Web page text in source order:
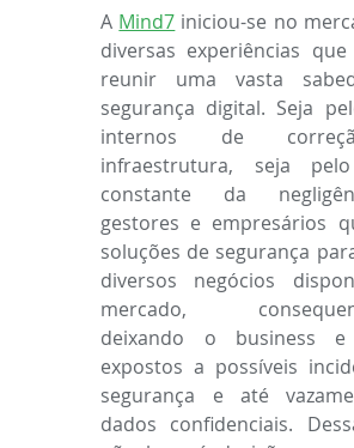
A Mind7 iniciou-se no
diversas experiências
reunir uma vasta
segurança digital. Seja
internos de
infraestrutura, seja
constante da
gestores e empresários
soluções de segurança
diversos negócios
mercado,
deixando o business e
expostos a possíveis
segurança e até
dados confidenciais.